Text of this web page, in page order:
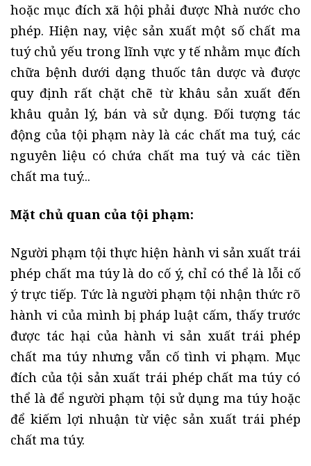
hoặc mục đích xã hội phải được Nhà nước cho
phép. Hiện nay, việc sản xuất một số chất ma
tuý chủ yếu trong lĩnh vực y tế nhằm mục đích
chữa bệnh dưới dạng thuốc tân dược và được
quy định rất chặt chẽ từ khâu sản xuất đến
khâu quản lý, bán và sử dụng. Đối tượng tác
động của tội phạm này là các chất ma tuý, các
nguyên liệu có chứa chất ma tuý và các tiền
chất ma tuý...
Mặt chủ quan của tội phạm:
Người phạm tội thực hiện hành vi sản xuất trái
phép chất ma túy là do cố ý, chỉ có thể là lỗi cố
ý trực tiếp. Tức là người phạm tội nhận thức rõ
hành vi của mình bị pháp luật cấm, thấy trước
được tác hại của hành vi sản xuất trái phép
chất ma túy nhưng vẫn cố tình vi phạm. Mục
đích của tội sản xuất trái phép chất ma túy có
thể là để người phạm tội sử dụng ma túy hoặc
để kiếm lợi nhuận từ việc sản xuất trái phép
chất ma túy.